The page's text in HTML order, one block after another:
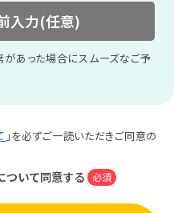
入力(任意)
があった場合にスムーズなご予
」を必ずご一読いただきご同意の
ついて同意する 必須